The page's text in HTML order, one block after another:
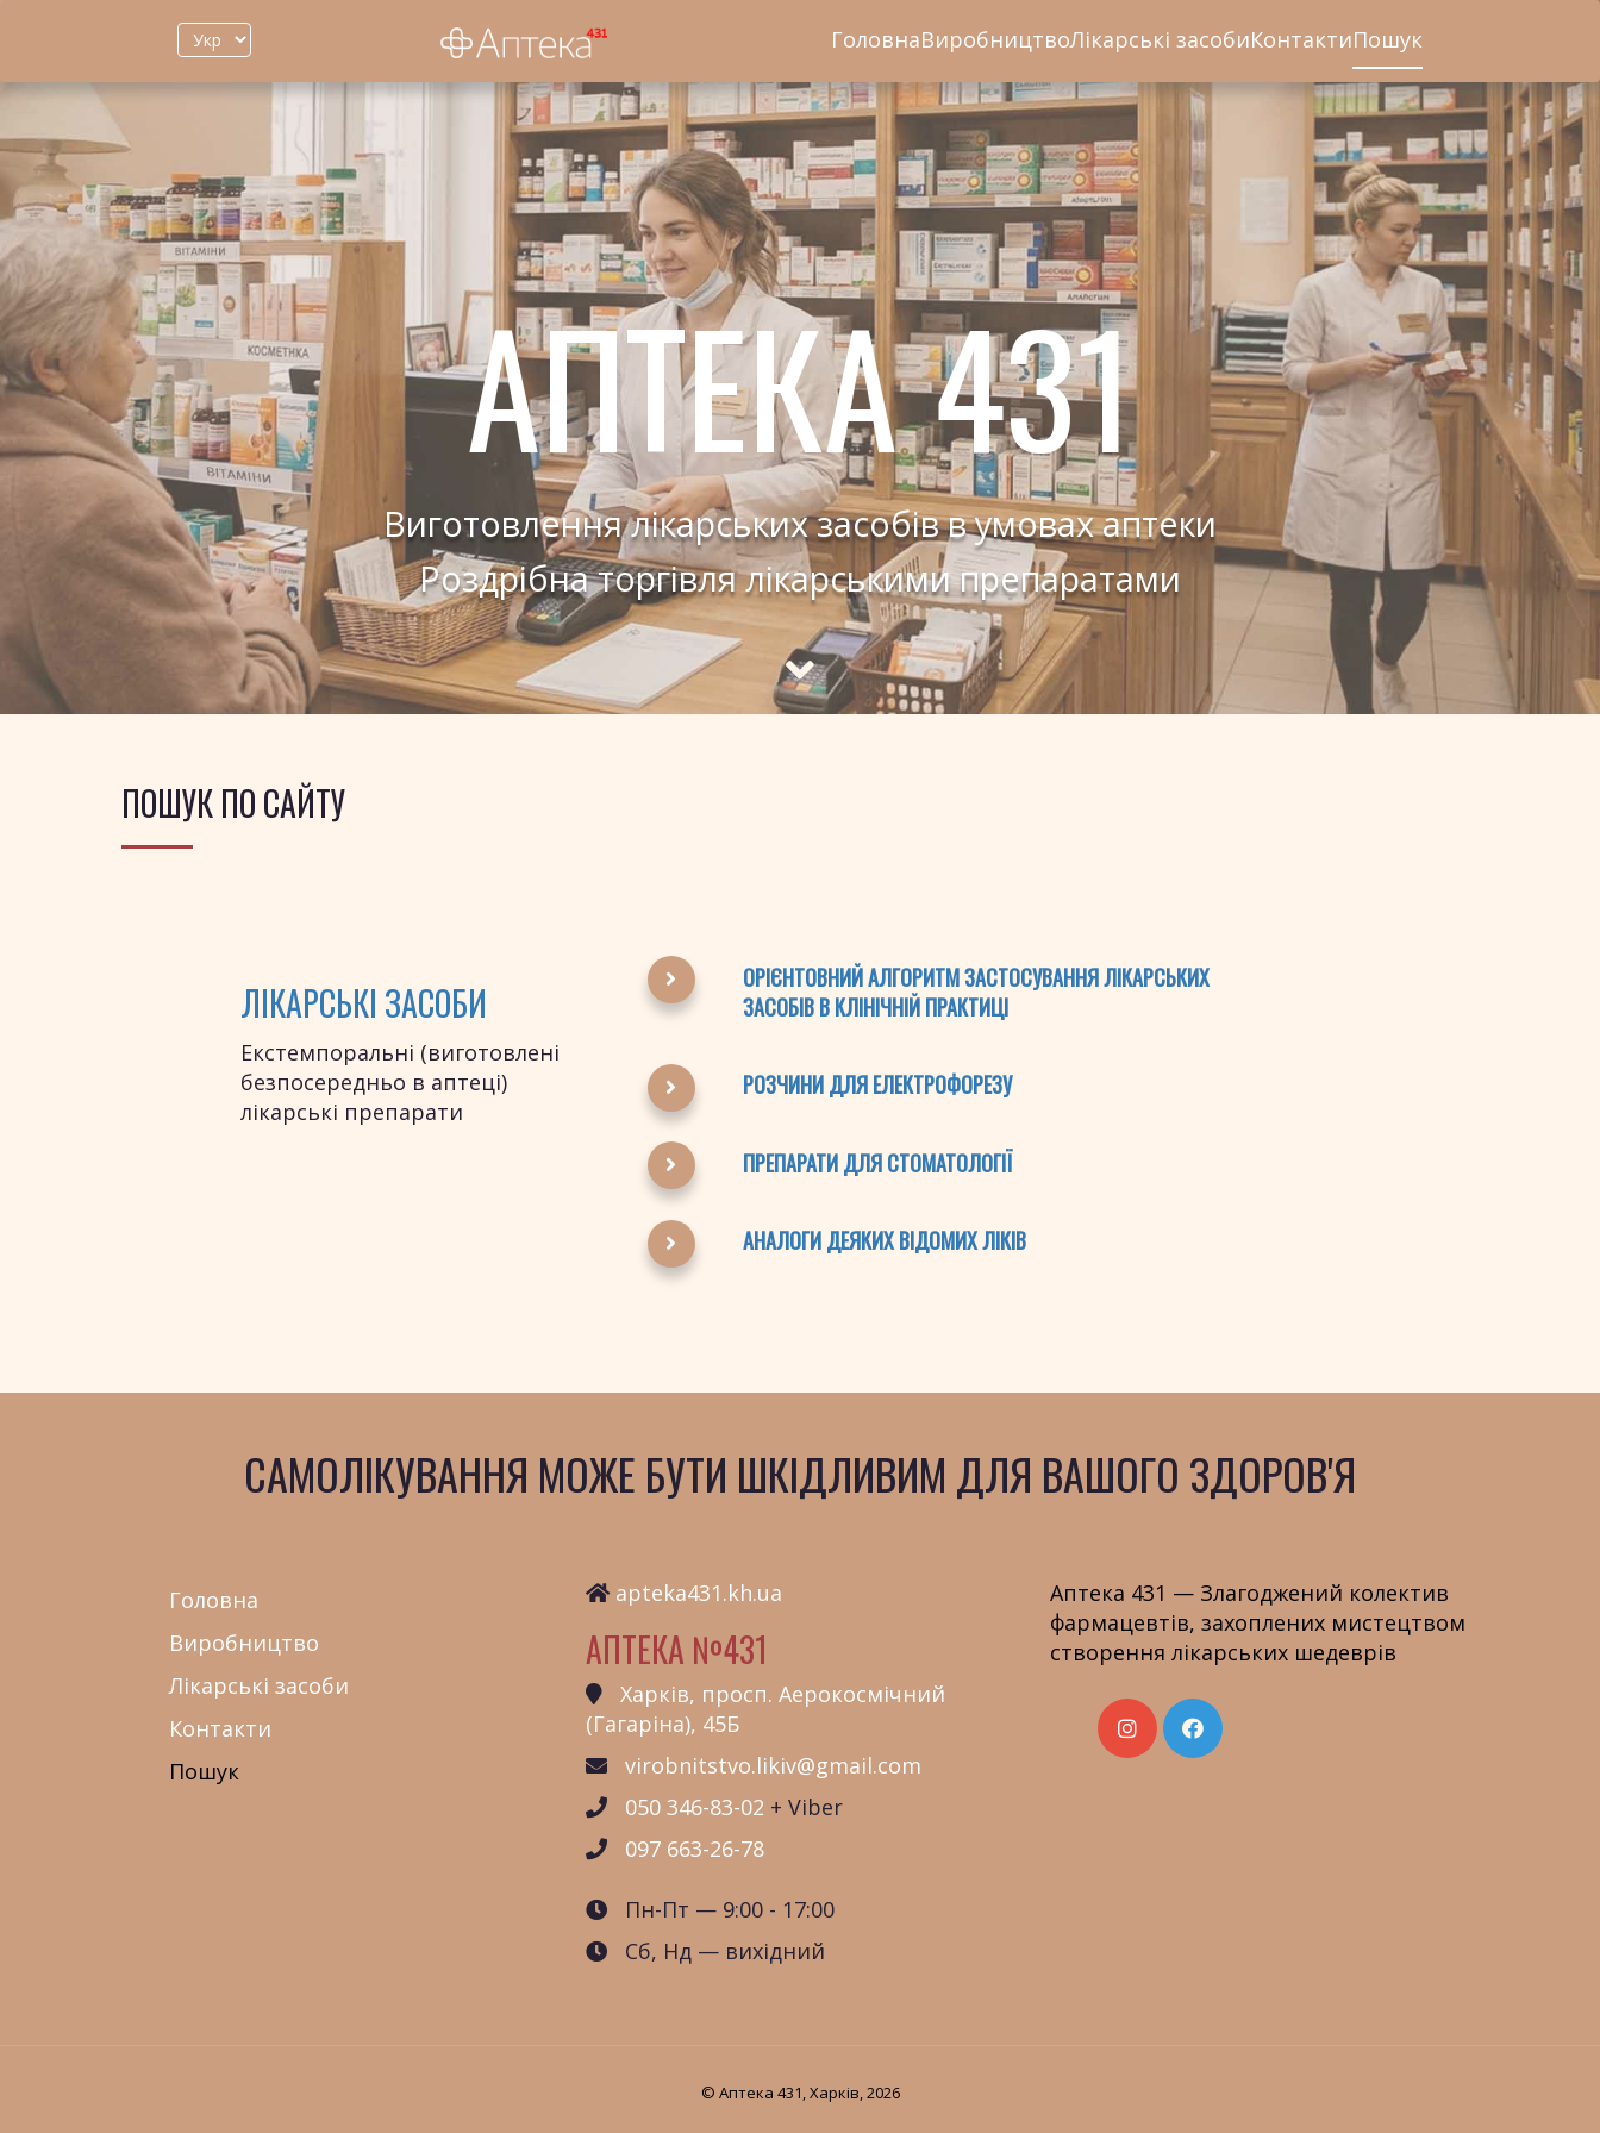
ГоловнаВиробництвоЛікарські засобиКонтактиПошук
АПТЕКА 431
Виготовлення лікарських засобів в умовах аптеки
Роздрібна торгівля лікарськими препаратами
ПОШУК ПО САЙТУ
ЛІКАРСЬКІ ЗАСОБИ
Екстемпоральні (виготовлені
безпосередньо в аптеці)
лікарські препарати
ОРІЄНТОВНИЙ АЛГОРИТМ ЗАСТОСУВАННЯ ЛІКАРСЬКИХ
ЗАСОБІВ В КЛІНІЧНІЙ ПРАКТИЦІ
РОЗЧИНИ ДЛЯ ЕЛЕКТРОФОРЕЗУ
ПРЕПАРАТИ ДЛЯ СТОМАТОЛОГІЇ
АНАЛОГИ ДЕЯКИХ ВІДОМИХ ЛІКІВ
САМОЛІКУВАННЯ МОЖЕ БУТИ ШКІДЛИВИМ ДЛЯ ВАШОГО ЗДОРОВ'Я
Головна
Виробництво
Лікарські засоби
Контакти
Пошук
apteka431.kh.ua
АПТЕКА №431
Харків, просп. Аерокосмічний
(Гагаріна), 45Б
virobnitstvo.likiv@gmail.com
050 346-83-02 + Viber
097 663-26-78
Пн-Пт — 9:00 - 17:00
Сб, Нд — вихідний
Аптека 431 — Злагоджений колектив
фармацевтів, захоплених мистецтвом
створення лікарських шедеврів
© Аптека 431, Харків, 2026